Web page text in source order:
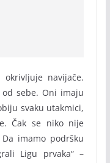
navijače.
sebe. Oni imaju
svaku utakmici,
Čak se niko nije
imamo podršku
Ligu prvaka“ –